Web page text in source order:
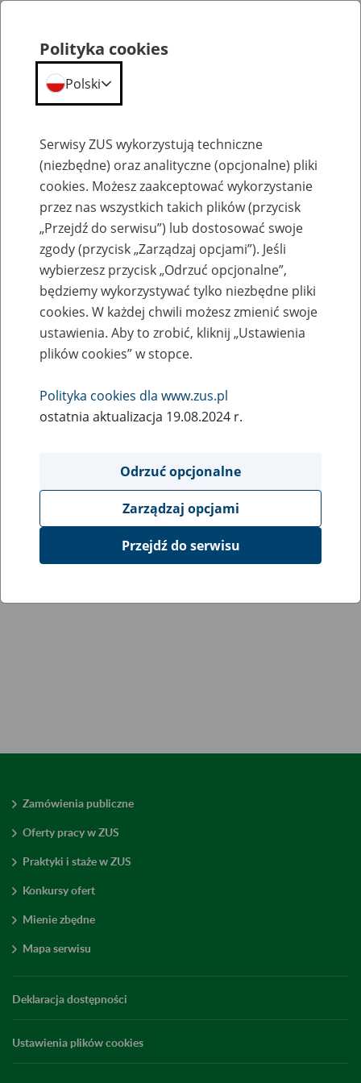
Przepraszamy,
podana strona nie została znaleziona.
Błąd 404
Przejdź do strony głównej
Zamówienia publiczne
Oferty pracy w ZUS
Praktyki i staże w ZUS
Konkursy ofert
Mienie zbędne
Mapa serwisu
Deklaracja dostępności
Ustawienia plików cookies
Polityka cookies
Polski
Serwisy ZUS wykorzystują techniczne
(niezbędne) oraz analityczne (opcjonalne) pliki
cookies. Możesz zaakceptować wykorzystanie
przez nas wszystkich takich plików (przycisk
„Przejdź do serwisu”) lub dostosować swoje
zgody (przycisk „Zarządzaj opcjami”). Jeśli
wybierzesz przycisk „Odrzuć opcjonalne”,
będziemy wykorzystywać tylko niezbędne pliki
cookies. W każdej chwili możesz zmienić swoje
ustawienia. Aby to zrobić, kliknij „Ustawienia
plików cookies” w stopce.
Polityka cookies dla www.zus.pl
ostatnia aktualizacja 19.08.2024 r.
Odrzuć opcjonalne
Zarządzaj opcjami
Przejdź do serwisu